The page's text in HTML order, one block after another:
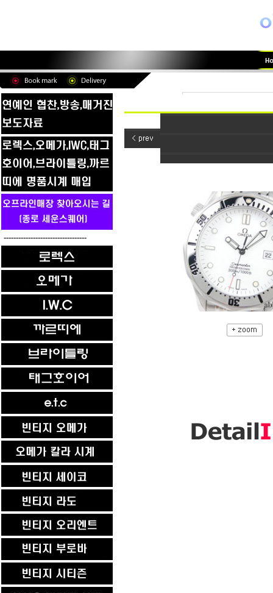
----------------------------------